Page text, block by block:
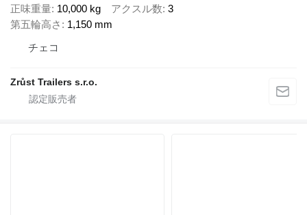
正味重量 10,000 kg アクスル数 3
第五輪高さ
1,150 mm
チェコ
Zrůst Trailers s.r.o.